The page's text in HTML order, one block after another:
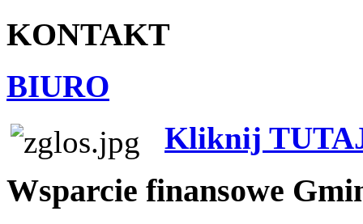
KONTAKT
BIURO
Kliknij
Wsparcie finansowe